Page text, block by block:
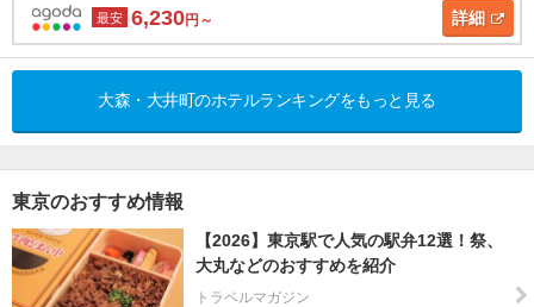
最安 6,230円～ 詳細
大森・大井町のホテルランキングをもっと見る
東京のおすすめ情報
【2026】東京駅で人気の駅弁12選！祭、
大丸などのおすすめを紹介
トラベルマガジン